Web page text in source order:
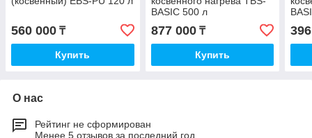
560 000 ₸
Купить
BASIC 500 л
877 000₸
Купить
О нас
Рейтинг не сформирован
Менее 5 отзывов за последний год